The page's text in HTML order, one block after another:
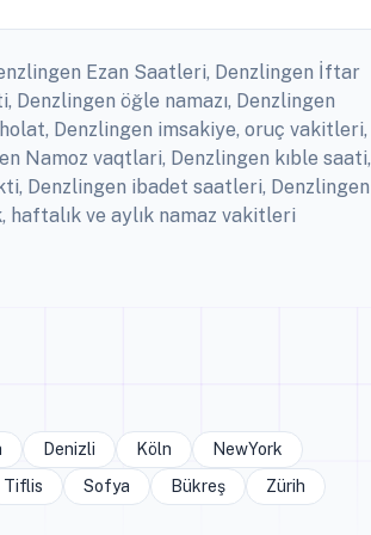
Ezan Saatleri, Denzlingen İftar
Denzlingen öğle namazı, Denzlingen
Denzlingen imsakiye, oruç vakitleri,
Namoz vaqtlari, Denzlingen kıble saati,
Denzlingen ibadet saatleri, Denzlingen
haftalık ve aylık namaz vakitleri
Denizli Köln
NewYork
Tiflis
Sofya Bükreş Zürih